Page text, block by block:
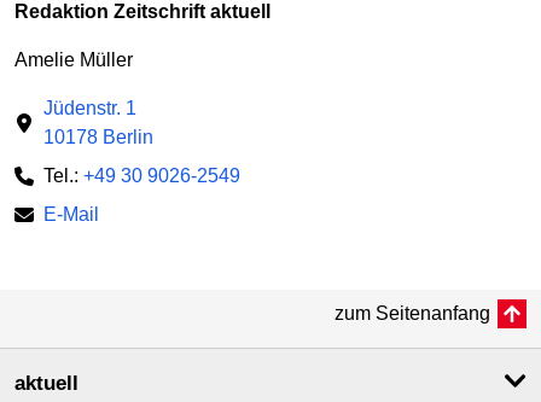
Redaktion Zeitschrift aktuell
Amelie Müller
Jüdenstr. 1
10178 Berlin
Tel.: +49 30 9026-2549
E-Mail
zum Seitenanfang
aktuell